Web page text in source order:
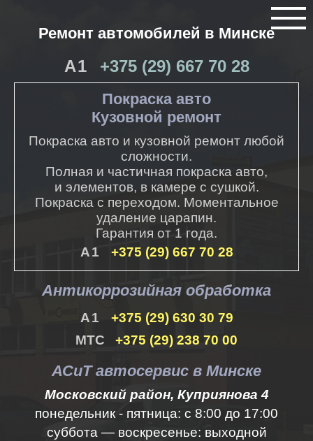
Ремонт автомобилей в Минске
+375 (29) 667 70 28
Покраска авто
Кузовной ремонт
Покраска авто и кузовной ремонт любой
сложности.
Полная и частичная покраска авто,
и элементов, в камере с сушкой.
Покраска с переходом. Моментальное
удаление царапин.
Гарантия от 1 года.
+375 (29) 667 70 28
Антикоррозийная обработка
+375 (29) 630 30 79
+375 (29) 238 70 00
АСиТ автосервис в Минске
Московский район, Куприянова 4
понедельник - пятница: с 8:00 до 17:00
суббота — воскресенье: выходной